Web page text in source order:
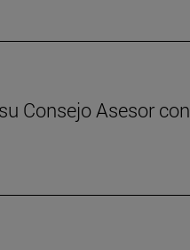
Consejo Asesor con